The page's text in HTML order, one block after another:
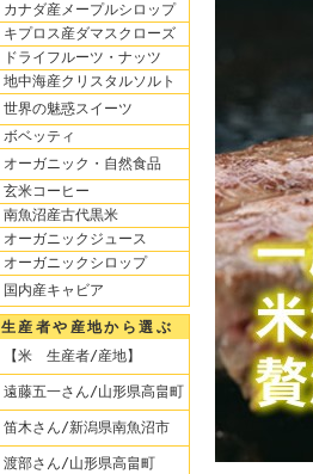
カナダ産メープルシロップ
キプロス産ダマスクローズ
ドライフルーツ・ナッツ
地中海産クリスタルソルト
世界の魅惑スイーツ
ボベッティ
オーガニック・自然食品
玄米コーヒー
南魚沼産古代黒米
オーガニックジュース
オーガニックシロップ
国内産キャビア
生産者や産地から選ぶ
【米 生産者/産地】
遠藤五一さん/山形県高畠町
笛木さん/新潟県南魚沼市
渡部さん/山形県高畠町